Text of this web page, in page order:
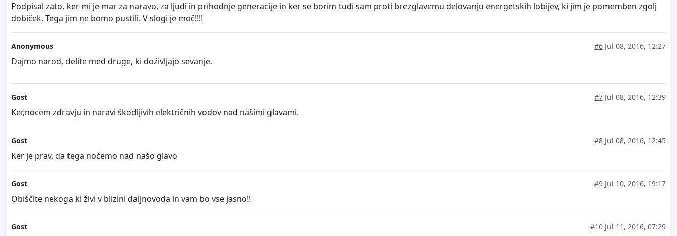
Podpisal zato, ker mi je mar za naravo, za ljudi in prihodnje generacije in ker se borim tudi sam proti brezglavemu delovanju energetskih lobijev, ki jim je pomemben zgolj
dobiček. Tega jim ne bomo pustili. V slogi je moč!!!!
Anonymous #6 Jul 08, 2016, 12:27
Dajmo narod, delite med druge, ki doživljajo sevanje.
Gost #7 Jul 08, 2016, 12:39
Ker,nocem zdravju in naravi škodljivih električnih vodov nad našimi glavami.
Gost #8 Jul 08, 2016, 12:45
Ker je prav, da tega nočemo nad našo glavo
Gost #9 Jul 10, 2016, 19:17
Obiščite nekoga ki živi v blizini daljnovoda in vam bo vse jasno!!
Gost #10 Jul 11, 2016, 07:29